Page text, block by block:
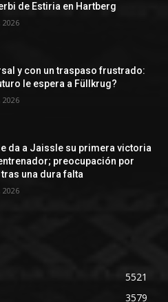
de Estiria en Hartberg
2026
y con un traspaso frustrado:
le espera a Füllkrug?
2026
da a Jaissle su primera victoria
preocupación por
tras una dura falta
2026
5521
3579